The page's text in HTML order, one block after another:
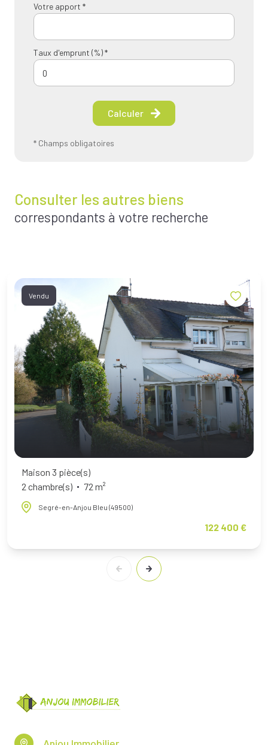
Votre apport *
Taux d'emprunt (%) *
Calculer
* Champs obligatoires
Consulter les autres biens
correspondants à votre recherche
Vendu
Maison 3 pièce(s)
2 chambre(s)
72 m²
Segré-en-Anjou Bleu (49500)
122 400 €